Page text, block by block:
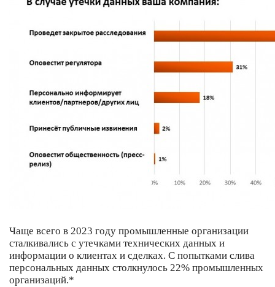
Чаще всего в 2023 году промышленные организации
сталкивались с утечками технических данных и
информации о клиентах и сделках. С попытками слива
персональных данных столкнулось 22% промышленных
организаций.*